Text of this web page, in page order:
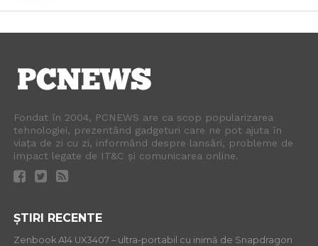
Fondat în 2004, PCNEWS are ca scop popularizarea
tehnologiei, prezentând gadgeturi care ne pot ajuta în
viața de zi cu zi, informând despre lansări, probleme de
impact legate de IT&C și comunicarea online.
ȘTIRI RECENTE
Zenbook A14 UX3407 – ultra-portabil cu inimă de Snapdragon